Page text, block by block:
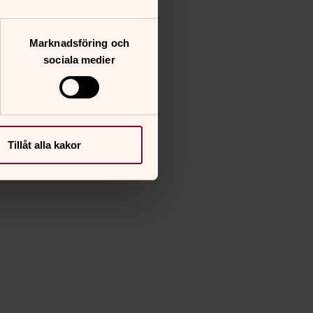
Marknadsföring och
sociala medier
Tillåt alla kakor